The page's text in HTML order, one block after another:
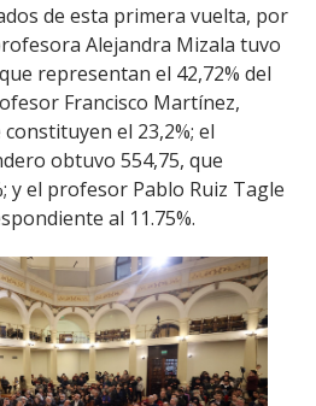
de esta primera vuelta, por
Alejandra Mizala tuvo
representan el 42,72% del
Francisco Martínez,
el 23,2%; el
obtuvo 554,75, que
y el profesor Pablo Ruiz Tagle
al 11.75%.